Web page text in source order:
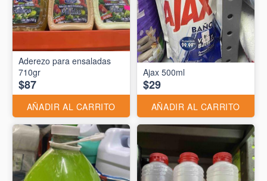
Aderezo para ensaladas
710gr
$87
AÑADIR AL CARRITO
Ajax 500ml
$29
AÑADIR AL CARRITO